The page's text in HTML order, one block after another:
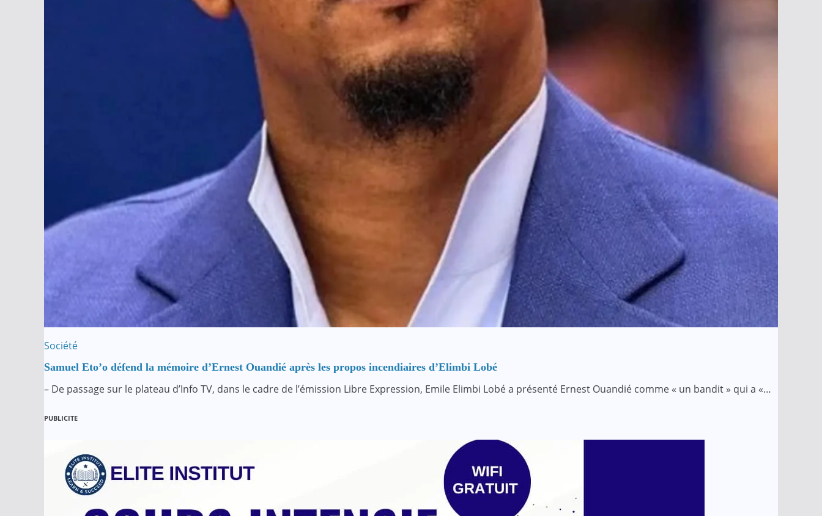
Société
Samuel Eto’o défend la mémoire d’Ernest Ouandié après les propos incendiaires d’Elimbi Lobé
– De passage sur le plateau d’Info TV, dans le cadre de l’émission Libre Expression, Emile Elimbi Lobé a présenté Ernest Ouandié comme « un bandit » qui a «…
PUBLICITE